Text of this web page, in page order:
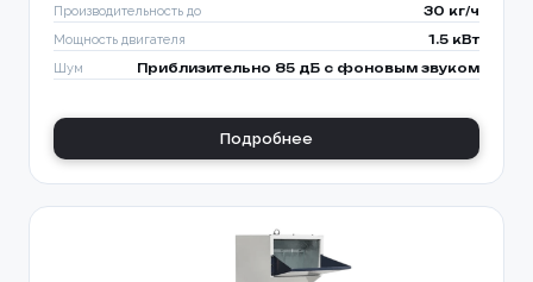
Производительность до 30 кг/ч
Мощность двигателя 1.5 кВт
Шум Приблизительно 85 дБ с фоновым звуком
Подробнее